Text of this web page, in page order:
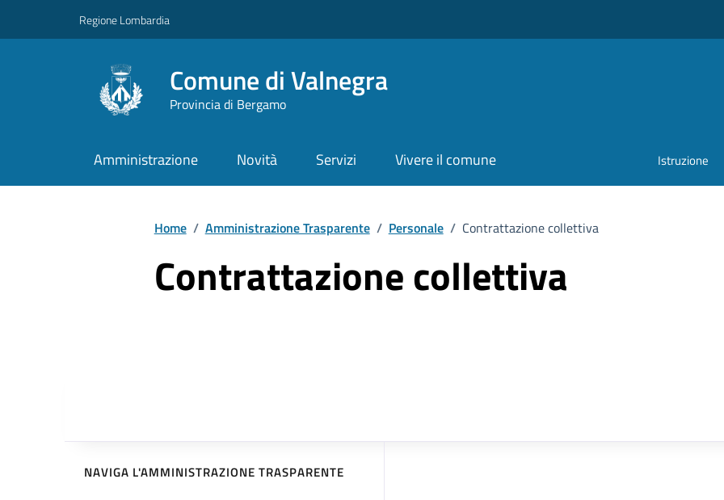
Regione Lombardia
Comune di Valnegra
Provincia di Bergamo
Amministrazione Novità Servizi Vivere il comune Istruzione
Home / Amministrazione Trasparente / Personale / Contrattazione collettiva
Contrattazione collettiva
NAVIGA L'AMMINISTRAZIONE TRASPARENTE